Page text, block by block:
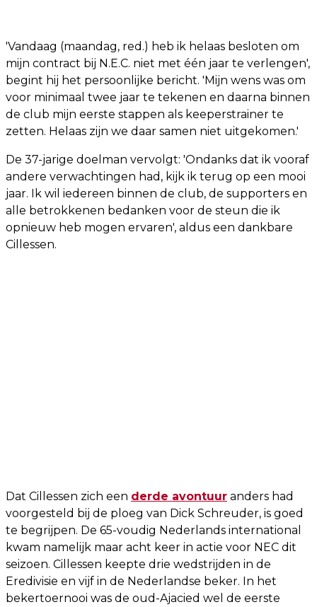
'Vandaag (maandag, red.) heb ik helaas besloten om
mijn contract bij N.E.C. niet met één jaar te verlengen',
begint hij het persoonlijke bericht. 'Mijn wens was om
voor minimaal twee jaar te tekenen en daarna binnen
de club mijn eerste stappen als keeperstrainer te
zetten. Helaas zijn we daar samen niet uitgekomen.'
De 37-jarige doelman vervolgt: 'Ondanks dat ik vooraf
andere verwachtingen had, kijk ik terug op een mooi
jaar. Ik wil iedereen binnen de club, de supporters en
alle betrokkenen bedanken voor de steun die ik
opnieuw heb mogen ervaren', aldus een dankbare
Cillessen.
Dat Cillessen zich een derde avontuur anders had
voorgesteld bij de ploeg van Dick Schreuder, is goed
te begrijpen. De 65-voudig Nederlands international
kwam namelijk maar acht keer in actie voor NEC dit
seizoen. Cillessen keepte drie wedstrijden in de
Eredivisie en vijf in de Nederlandse beker. In het
bekertoernooi was de oud-Ajacied wel de eerste